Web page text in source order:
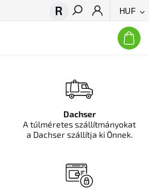
HUF
Keresés
Dachser
A túlméretes szállítmányokat
a Dachser szállítja ki Önnek.